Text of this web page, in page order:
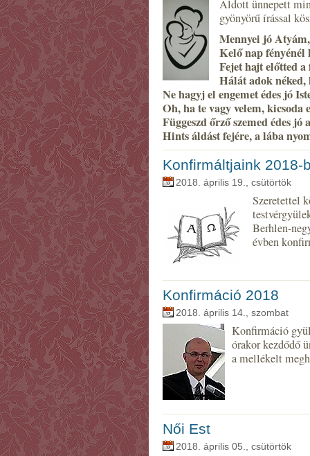
Áldott ünnepett
gyönyörű írással
Mennyei jó
Kelő nap fényénél
Fejet hajt előtted
Hálát adok
Ne hagyj el engemet édes jó
Oh, ha te vagy velem, kicsoda
Függeszd őrző szemed édes
Hints áldást fejére, a lába
Konfirmáltjaink 2018-
2018. április 19., csütörtök
Szeretettel
Berhlen-
évben
Konfirmáció 2018
2018. április 14., szombat
Konfirmáció
órakor kezdődő
a mellékelt
Női Est
2018. április 05., csütörtök